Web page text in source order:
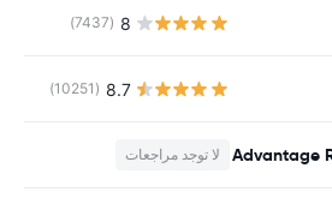
8
(7437)
8.7
(10251)
Advantage لا توجد مراجعات